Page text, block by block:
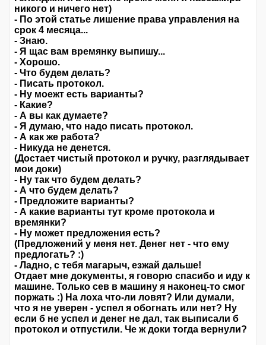
никого и ничего нет)
- По этой статье лишение права управления на
срок 4 месяца...
- Знаю.
- Я щас вам времянку выпишу...
- Хорошо.
- Что будем делать?
- Писать протокол.
- Ну моежт есть варианты?
- Какие?
- А вы как думаете?
- Я думаю, что надо писать протокол.
- А как же работа?
- Никуда не денется.
(Достает чистый протокол и ручку, разглядывает
мои доки)
- Ну так что будем делать?
- А что будем делать?
- Предложите варианты?
- А какие варианты тут кроме протокола и
времянки?
- Ну может предложения есть?
(Предложений у меня нет. Денег нет - что ему
предлогать? :)
- Ладно, с тебя магарыч, езжай дальше!
Отдает мне документы, я говорю спасибо и иду к
машине. Только сев в машину я наконец-то смог
поржать :) На лоха что-ли ловят? Или думали,
что я не уверен - успел я обогнать или нет? Ну
если б не успел и денег не дал, так выписали б
протокол и отпустили. Че ж доки тогда вернули?